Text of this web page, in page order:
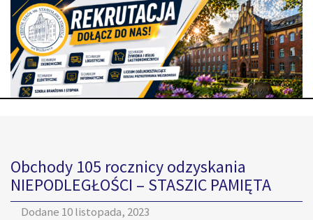
Obchody 105 rocznicy odzyskania
NIEPODLEGŁOŚCI – STASZIC PAMIĘTA
Dodane 10 listopada, 2023